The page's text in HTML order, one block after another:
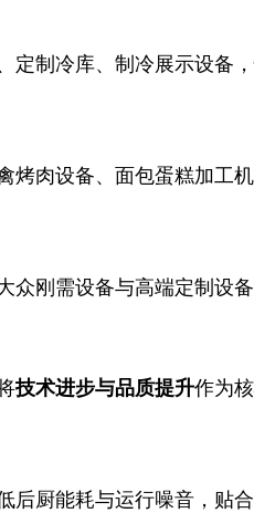
定制冷库、制冷展示设备
烤肉设备、面包蛋糕加工
刚需设备与高端定制设
技术进步与品质提升作为
后厨能耗与运行噪音，贴